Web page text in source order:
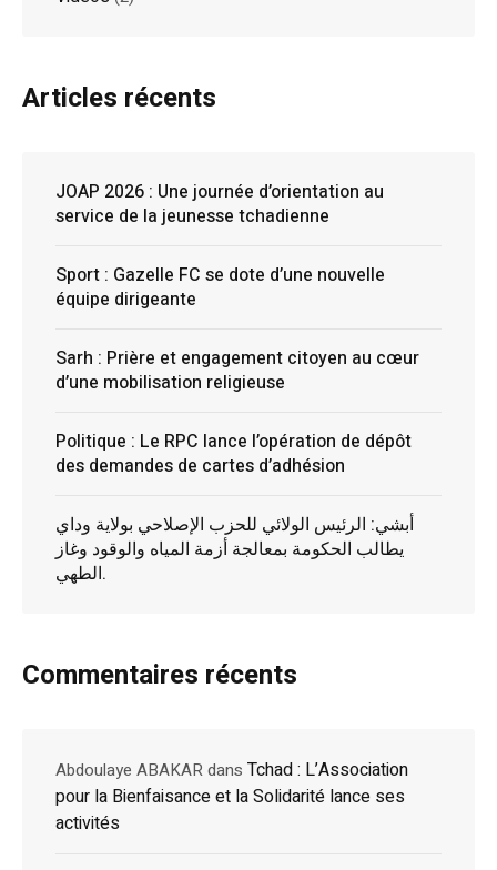
Articles récents
JOAP 2026 : Une journée d’orientation au
service de la jeunesse tchadienne
Sport : Gazelle FC se dote d’une nouvelle
équipe dirigeante
Sarh : Prière et engagement citoyen au cœur
d’une mobilisation religieuse
Politique : Le RPC lance l’opération de dépôt
des demandes de cartes d’adhésion
أبشي: الرئيس الولائي للحزب الإصلاحي بولاية وداي
يطالب الحكومة بمعالجة أزمة المياه والوقود وغاز
الطهي.
Commentaires récents
Abdoulaye ABAKARdans Tchad : L’Association
pour la Bienfaisance et la Solidarité lance ses
activités